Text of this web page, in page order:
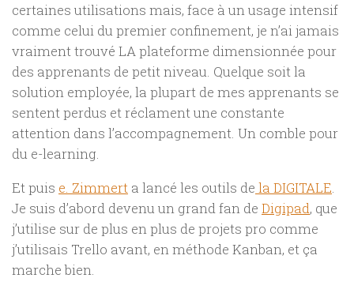
certaines utilisations mais, face à un usage intensif
comme celui du premier confinement, je n’ai jamais
vraiment trouvé LA plateforme dimensionnée pour
des apprenants de petit niveau. Quelque soit la
solution employée, la plupart de mes apprenants se
sentent perdus et réclament une constante
attention dans l’accompagnement. Un comble pour
du e-learning.
Et puis e. Zimmert a lancé les outils de la DIGITALE.
Je suis d’abord devenu un grand fan de Digipad, que
j’utilise sur de plus en plus de projets pro comme
j’utilisais Trello avant, en méthode Kanban, et ça
marche bien.